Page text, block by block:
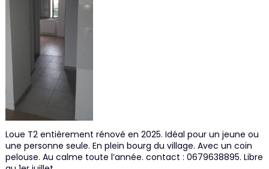
Loue T2 entièrement rénové en 2025. Idéal pour un jeune ou
une personne seule. En plein bourg du village. Avec un coin
pelouse. Au calme toute l’année. contact : 0679638895. Libre